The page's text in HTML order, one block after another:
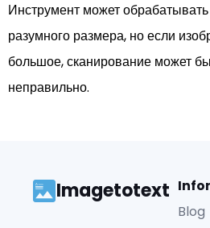
Инструмент может
разумного размера, но если
большое, сканирование может
неправильно.
Imagetotext
Blog